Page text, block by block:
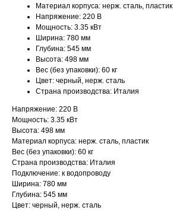
Материал корпуса: нерж. сталь, пластик
Напряжение: 220 В
Мощность: 3.35 кВт
Ширина: 780 мм
Глубина: 545 мм
Высота: 498 мм
Вес (без упаковки): 60 кг
Цвет: черный, нерж. сталь
Страна производства: Италия
Напряжение: 220 В
Мощность: 3.35 кВт
Высота: 498 мм
Материал корпуса: нерж. сталь, пластик
Вес (без упаковки): 60 кг
Страна производства: Италия
Подключение: к водопроводу
Ширина: 780 мм
Глубина: 545 мм
Цвет: черный, нерж. сталь